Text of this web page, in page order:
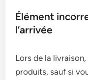
Élément
l’arrivée
Lors de la
produits, sauf si